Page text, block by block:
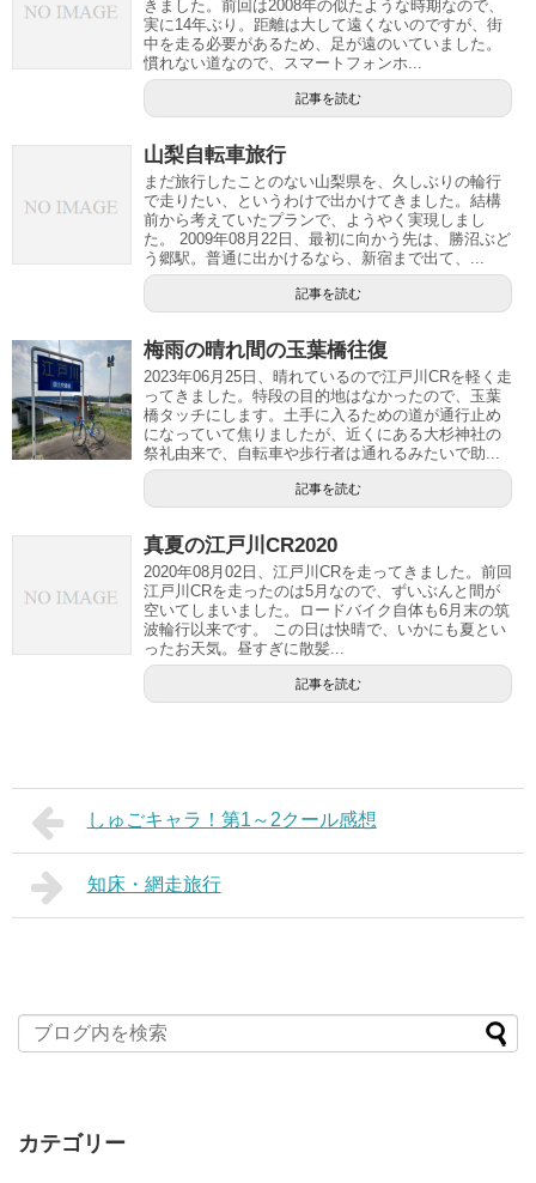
きました。前回は2008年の似たような時期なので、
実に14年ぶり。距離は大して遠くないのですが、街
中を走る必要があるため、足が遠のいていました。
慣れない道なので、スマートフォンホ...
記事を読む
山梨自転車旅行
まだ旅行したことのない山梨県を、久しぶりの輪行
で走りたい、というわけで出かけてきました。結構
前から考えていたプランで、ようやく実現しまし
た。 2009年08月22日、最初に向かう先は、勝沼ぶど
う郷駅。普通に出かけるなら、新宿まで出て、...
記事を読む
梅雨の晴れ間の玉葉橋往復
2023年06月25日、晴れているので江戸川CRを軽く走
ってきました。特段の目的地はなかったので、玉葉
橋タッチにします。土手に入るための道が通行止め
になっていて焦りましたが、近くにある大杉神社の
祭礼由来で、自転車や歩行者は通れるみたいで助...
記事を読む
真夏の江戸川CR2020
2020年08月02日、江戸川CRを走ってきました。前回
江戸川CRを走ったのは5月なので、ずいぶんと間が
空いてしまいました。ロードバイク自体も6月末の筑
波輪行以来です。 この日は快晴で、いかにも夏とい
ったお天気。昼すぎに散髪...
記事を読む
しゅごキャラ！第1～2クール感想
知床・網走旅行
カテゴリー